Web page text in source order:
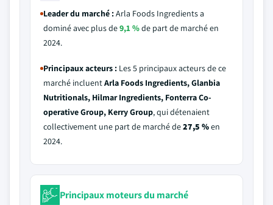
Leader du marché :Arla Foods Ingredients a
dominé avec plus de9,1 %de part de marché en
2024.
Principaux acteurs : Les 5 principaux acteurs de ce
marché incluentArla Foods Ingredients, Glanbia
Nutritionals, Hilmar Ingredients, Fonterra Co-
operative Group, Kerry Group, qui détenaient
collectivement une part de marché de27,5 %en
2024.
Principaux moteurs du marché